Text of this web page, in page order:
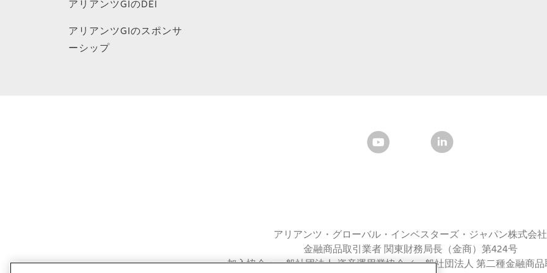
アリアンツGIのDEI
アリアンツGIのスポンサ
ーシップ
アリアンツ・グローバル・インベスターズ・ジャパン株式会社
金融商品取引業者 関東財務局長（金商）第424号
加入協会：一般社団法人 資産運用業協会／一般社団法人 第二種金融商